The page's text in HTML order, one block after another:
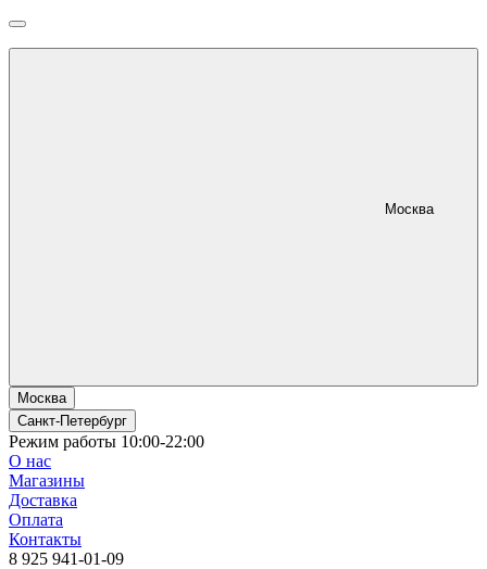
Москва
Москва
Санкт-Петербург
Режим работы 10:00-22:00
О нас
Магазины
Доставка
Оплата
Контакты
8 925 941-01-09